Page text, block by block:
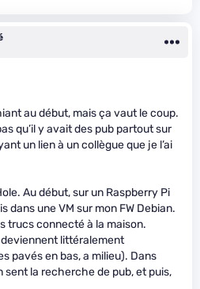
au début, mais ça vaut le coup.
qu’il y avait des pub partout sur
un lien à un collègue que je l’ai
Au début, sur un Raspberry Pi
dans une VM sur mon FW Debian.
trucs connecté à la maison.
deviennent littéralement
pavés en bas, a milieu). Dans
sent la recherche de pub, et puis,